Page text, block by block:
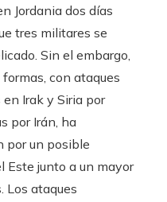
Jordania dos días
tres militares se
Sin el embargo,
con ataques
Irak y Siria por
por Irán, ha
por un posible
Este junto a un mayor
Los ataques